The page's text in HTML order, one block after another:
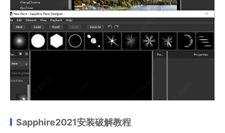
Sapphire2021安装破解教程